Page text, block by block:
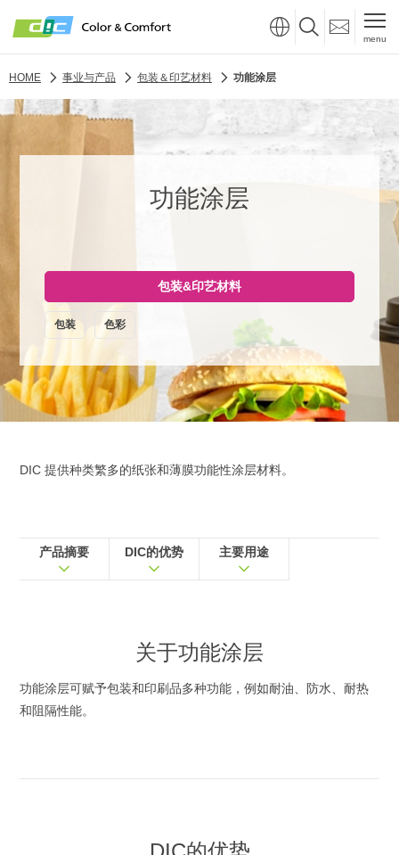
menu
HOME 事业与产品 包装＆印艺材料 功能涂层
功能涂层
包装&印艺材料
包装 色彩
DIC 提供种类繁多的纸张和薄膜功能性涂层材料。
产品摘要 DIC的优势 主要用途
关于功能涂层
功能涂层可赋予包装和印刷品多种功能，例如耐油、防水、耐热
和阻隔性能。